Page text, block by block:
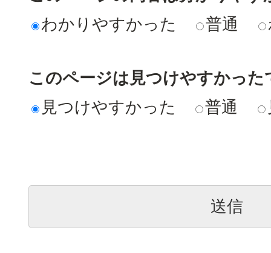
わかりやすかった
普通
このページは見つけやすかった
見つけやすかった
普通